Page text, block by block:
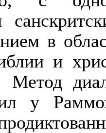
в
и
Метод
у